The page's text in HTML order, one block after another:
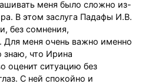
меня было сложно из-
В этом заслуга Падафы И.В.
без сомнения,
Для меня очень важно именно
знаю, что Ирина
оценит ситуацию без
С ней спокойно и